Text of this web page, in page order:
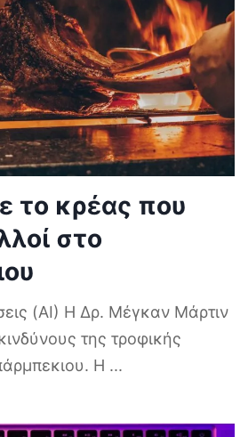
το κρέας που
στο
(AI) Η Δρ. Μέγκαν Μάρτιν
της τροφικής
Η ...